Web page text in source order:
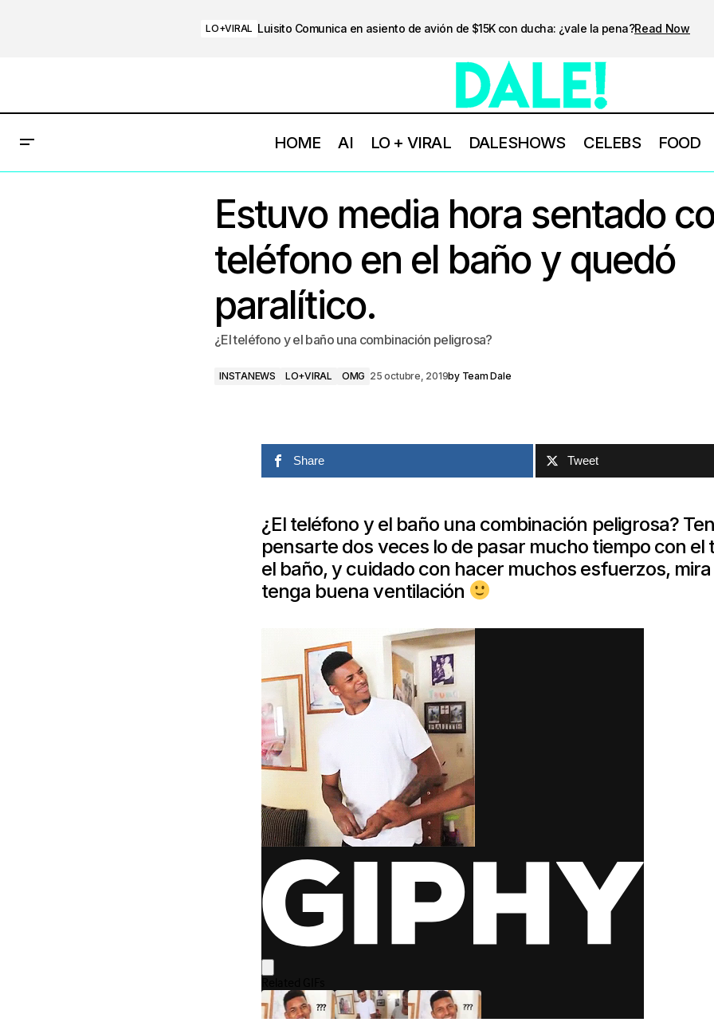
LO+VIRAL Luisito Comunica en asiento de avión de $15K con ducha: ¿vale la pena?Read Now
HOME AI LO + VIRAL DALESHOWS CELEBS FOOD
Estuvo media hora sentado
teléfono en el baño y quedó
paralítico.
¿El teléfono y el baño una combinación peligrosa?
INSTANEWS LO+VIRAL OMG 25 octubre, 2019by Team Dale
Share Tweet
¿El teléfono y el baño una combinación peligrosa?
pensarte dos veces lo de pasar mucho tiempo con el
el baño, y cuidado con hacer muchos esfuerzos,
tenga buena ventilación